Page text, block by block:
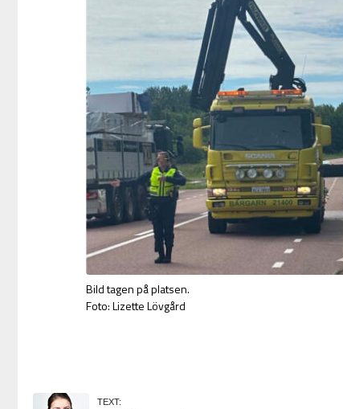
Bild tagen på platsen.
Foto: Lizette Lövgård
TEXT: